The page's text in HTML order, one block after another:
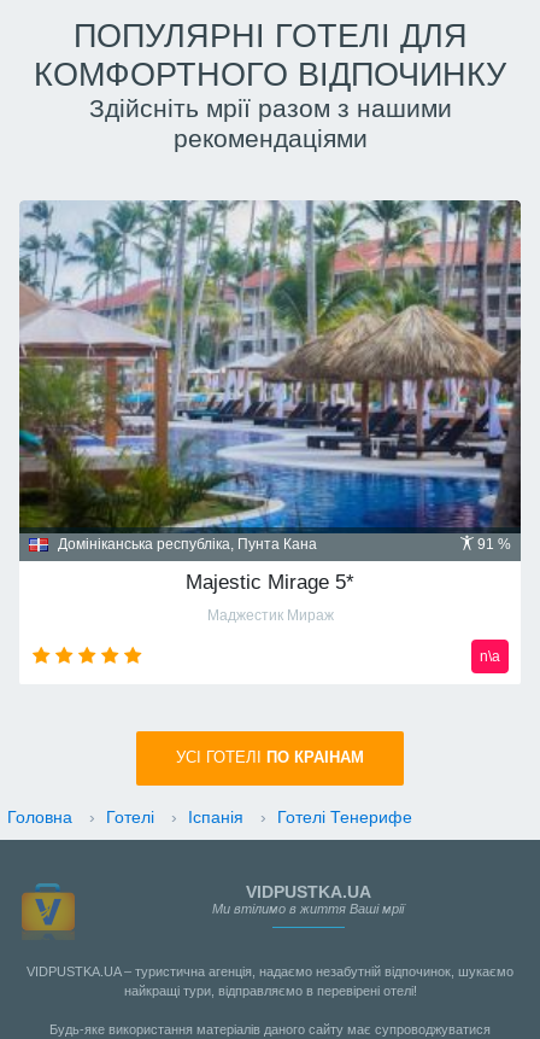
ПОПУЛЯРНІ ГОТЕЛІ ДЛЯ
КОМФОРТНОГО ВІДПОЧИНКУ
Здійсніть мрії разом з нашими
рекомендаціями
91 %
Домініканська республіка, Пунта Кана
Majestic Mirage 5*
Маджестик Мираж
n\a
УСI ГОТЕЛІ ПО КРАIНАМ
Головна › Готелі › Іспанія › Готелі Тенерифе
VIDPUSTKA.UA
Ми втілимо в життя Ваші мрії
VIDPUSTKA.UA – туристична агенція, надаємо незабутній відпочинок, шукаємо
найкращі тури, відправляємо в перевірені отелі!
Будь-яке використання матеріалів даного сайту має супроводжуватися